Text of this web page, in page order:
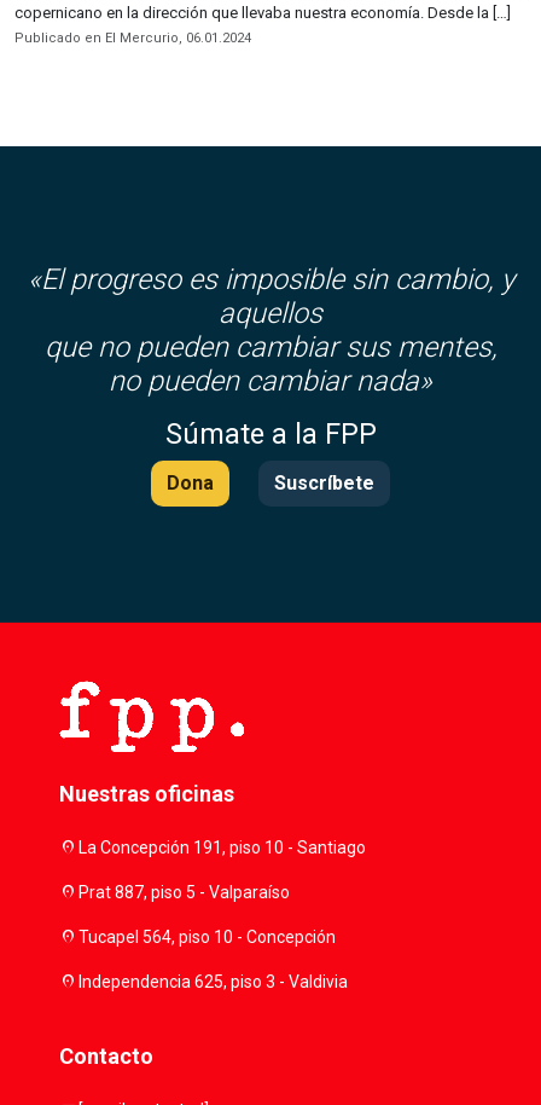
copernicano en la dirección que llevaba nuestra economía. Desde la […]
Publicado en El Mercurio, 06.01.2024
«El progreso es imposible sin cambio, y
aquellos
que no pueden cambiar sus mentes,
no pueden cambiar nada»
Súmate a la FPP
Dona Suscríbete
Nuestras oficinas
location_onLa Concepción 191, piso 10 - Santiago
location_onPrat 887, piso 5 - Valparaíso
location_onTucapel 564, piso 10 - Concepción
location_onIndependencia 625, piso 3 - Valdivia
Contacto